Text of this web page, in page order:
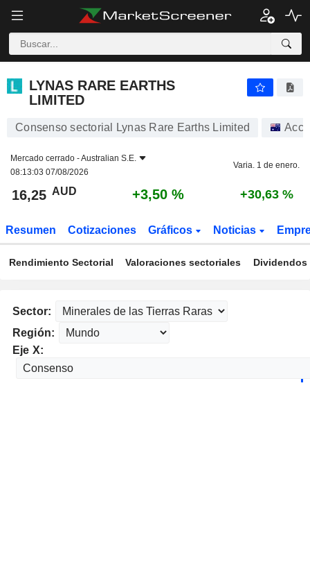
LYNAS RARE EARTHS LIMITED +3,50 %
LYNAS RARE EARTHS
LIMITED
Consenso sectorial Lynas Rare Earths Limited
Mercado cerrado -Australian S.E.
08:13:03 07/08/2026
Varia. 1 de enero.
16,25 AUD +3,50 % +30,63 %
Resumen Cotizaciones Gráficos Noticias
Rendimiento Sectorial Valoraciones sectoriales
Sector:
Región:
Eje X: